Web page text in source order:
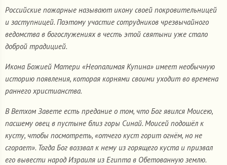
Российские пожарные называют икону своей покровительницей
и заступницей. Поэтому участие сотрудников чрезвычайного
ведомства в богослужениях в честь этой святыни уже стало
доброй традицией.
Икона Божией Матери «Неопалимая Купина» имеет необычную
историю появления, которая корнями своими уходит во времена
раннего христианства.
В Ветхом Завете есть предание о том, что Бог явился Моисею,
пасшему овец в пустыне близ горы Синай. Моисей подошёл к
кусту, чтобы посмотреть, «отчего куст горит огнём, но не
сгорает». Тогда Бог воззвал к нему из горящего куста и призвал
его вывести народ Израиля из Египта в Обетованную землю.